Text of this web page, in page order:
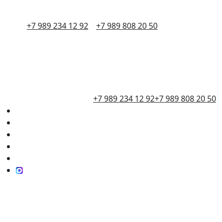
+7 989 234 12 92 +7 989 808 20 50
+7 989 234 12 92+7 989 808 20 50